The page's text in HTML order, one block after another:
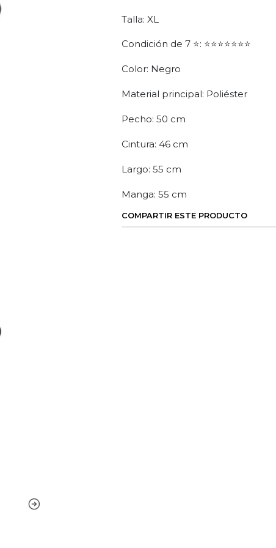
Talla: XL
Condición de 7 ⭐: ⭐⭐⭐⭐⭐⭐⭐
Color: Negro
Material principal: Poliéster
Pecho: 50 cm
Cintura: 46 cm
Largo: 55 cm
Manga: 55 cm
COMPARTIR ESTE PRODUCTO